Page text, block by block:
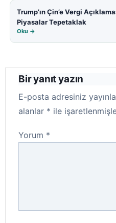
Trump’ın Çin’e Vergi
Piyasalar Tepetaklak
Oku →
Bir yanıt yazın
E-posta adresiniz
alanlar * ile
Yorum *